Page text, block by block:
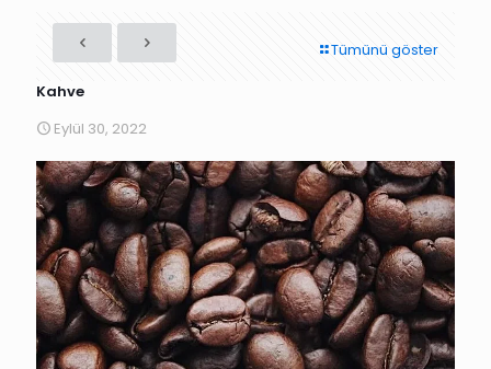
Tümünü göster
Kahve
Eylül 30, 2022